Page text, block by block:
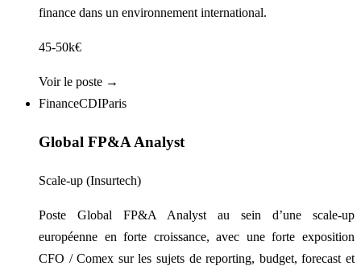
finance dans un environnement international.
45-50k€
Voir le poste →
FinanceCDIParis
Global FP&A Analyst
Scale-up (Insurtech)
Poste Global FP&A Analyst au sein d’une scale-up
européenne en forte croissance, avec une forte exposition
CFO / Comex sur les sujets de reporting, budget, forecast et